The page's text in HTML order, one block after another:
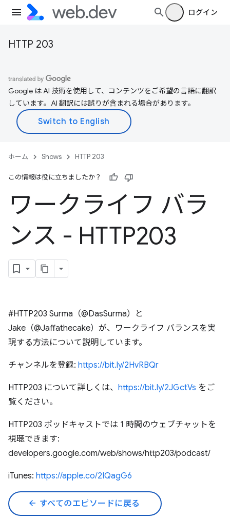
ログイン
HTTP 203
Google は AI 技術を使用して、コンテンツをご希望の言語に翻訳
しています。AI 翻訳には誤りが含まれる場合があります。
ホーム Shows HTTP 203
この情報は役に立ちましたか？
ワークライフ バラ
ンス - HTTP203
#HTTP203 Surma（@DasSurma）と
Jake（@Jaffathecake）が、ワークライフ バランスを実
現する方法について説明しています。
チャンネルを登録: https://bit.ly/2HvRBQr
HTTP203 について詳しくは、 https://bit.ly/2JGctVs をご
覧ください。
HTTP203 ポッドキャストでは 1 時間のウェブチャットを
視聴できます:
developers.google.com/web/shows/http203/podcast/
iTunes: https://apple.co/2IQagG6
arrow_back すべてのエピソードに戻る